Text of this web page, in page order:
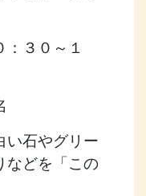
：３０～１
い石やグリー
などを「この